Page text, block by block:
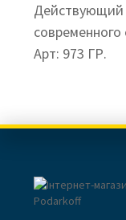
Действующий
Арт: 973 ГР.